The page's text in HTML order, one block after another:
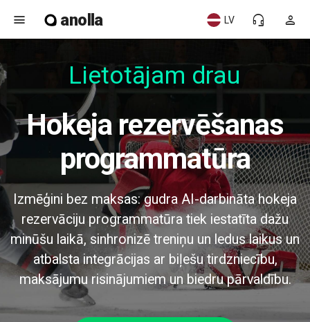
menu anolla person
headset_mic
LV
Lietotājam draud
Hokeja rezervēšanas
programmatūra
Izmēģini bez maksas: gudra AI-darbināta hokeja
rezervāciju programmatūra tiek iestatīta dažu
minūšu laikā, sinhronizē treniņu un ledus laikus un
atbalsta integrācijas ar biļešu tirdzniecību,
maksājumu risinājumiem un biedru pārvaldību.